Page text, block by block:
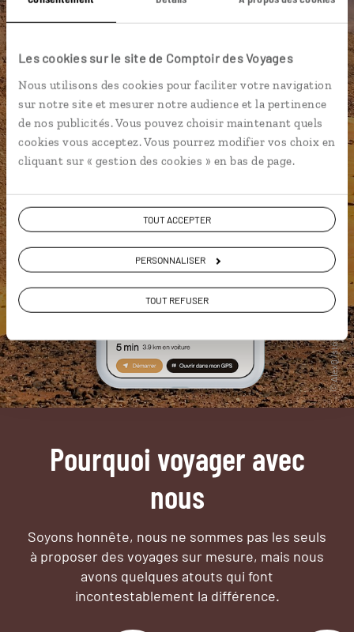
Les cookies sur le site de Comptoir des Voyages
Nous utilisons des cookies pour faciliter votre navigation
sur notre site et mesurer notre audience et la pertinence
de nos publicités. Vous pouvez choisir maintenant quels
cookies vous acceptez. Vous pourrez modifier vos choix en
cliquant sur « gestion des cookies » en bas de page.
TOUT ACCEPTER
PERSONNALISER
TOUT REFUSER
Pourquoi voyager avec
nous
Soyons honnête, nous ne sommes pas les seuls
à proposer des voyages sur mesure, mais nous
avons quelques atouts qui font
incontestablement la différence.